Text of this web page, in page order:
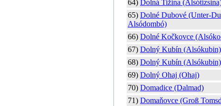
64) Dolná Tižina
65) Dolné Dubové (Unter-
Alsódombó)
66) Dolné Kočkovce
67) Dolný Kubín (Alsókubin)
68) Dolný Kubín
69) Dolný Ohaj (Ohaj)
70) Domadice (Dalmad)
71) Domaňovce (Groß